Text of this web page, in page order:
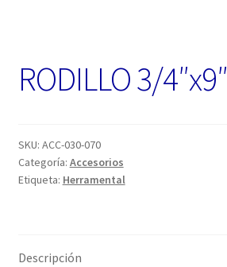
RODILLO 3/4″x9″
SKU: ACC-030-070
Categoría: Accesorios
Etiqueta: Herramental
Descripción